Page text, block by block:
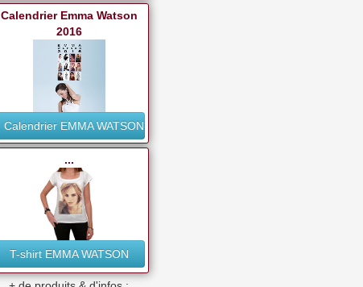
Calendrier Emma Watson
2016
Calendrier EMMA WATSON
...
T-shirt EMMA WATSON